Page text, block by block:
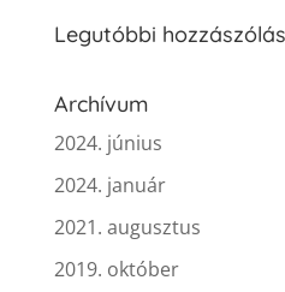
Legutóbbi
Archívum
2024. június
2024. január
2021. augusztus
2019. október